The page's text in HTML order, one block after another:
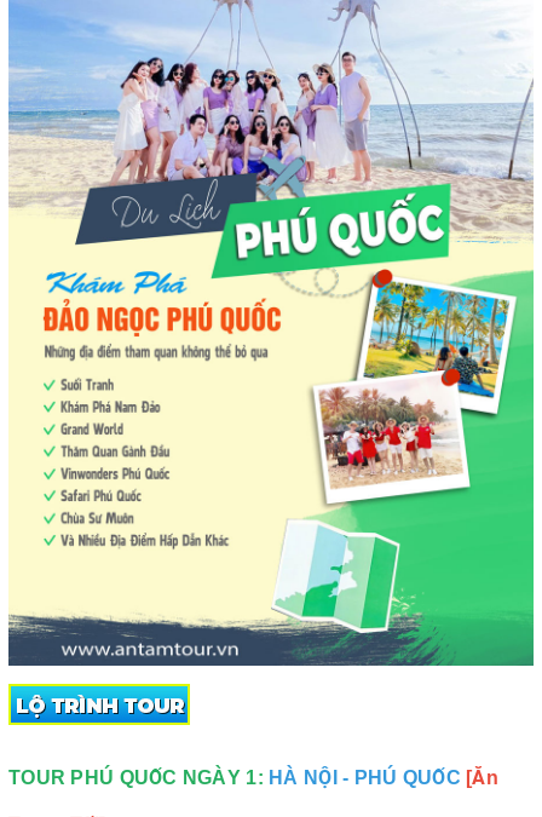
TOUR PHÚ QUỐC NGÀY 1: HÀ NỘI - PHÚ QUỐC [Ăn